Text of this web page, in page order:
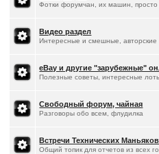
Фотки форумчан, их машин,
Видео раздел
Интересные и смешные, авторские
eBay и другие "зарубежные"
Полезные советы, интересные
Свободный форум, чайная
Разговоры обо всем, флудилка
Встречи Технических Маньяков
Общий топик для отчетов из всех